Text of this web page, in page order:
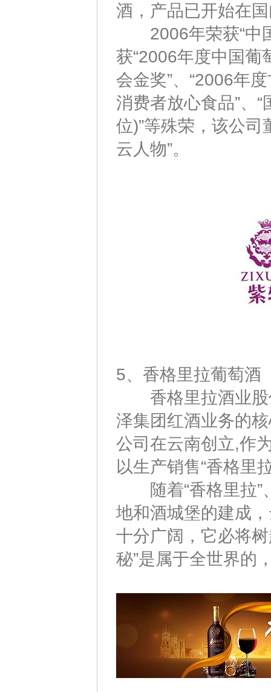
酒，产品已开始在
2006年荣获“中国
获“2006年度中国葡
会金奖”、“2006年
消费者放心食品”、
位)”等殊荣，该公
云人物”。
5、香格里拉葡萄酒
香格里拉酒业股
泽集团红酒业务的
公司在云南创立,作
以生产销售“香格里
随着“香格里拉”
地和酒城堡的建成
十分广阔，它必将
秘”是属于全世界的